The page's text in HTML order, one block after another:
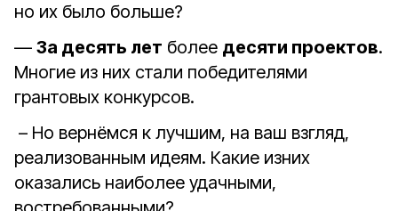
но их было больше?
— За десять лет более десяти проектов.
Многие из них стали победителями
грантовых конкурсов.
– Но вернёмся к лучшим, на ваш взгляд,
реализованным идеям. Какие изних
оказались наиболее удачными,